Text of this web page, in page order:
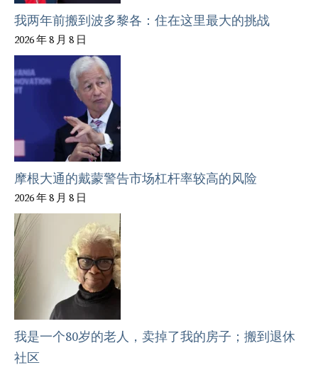
我两年前搬到波多黎各：住在这里最大的挑战
2026 年 8 月 8 日
摩根大通的戴蒙警告市场杠杆率较高的风险
2026 年 8 月 8 日
我是一个80岁的老人，卖掉了我的房子；搬到退休
社区